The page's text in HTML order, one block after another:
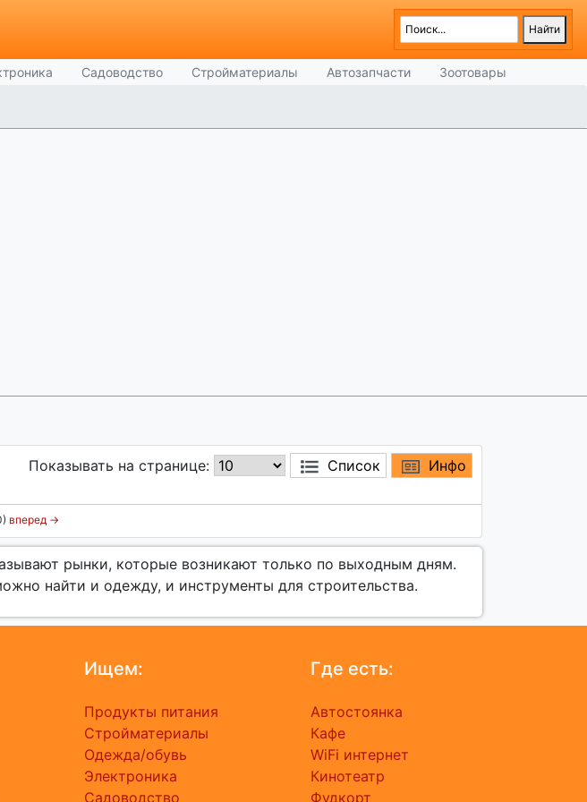
Садоводство Стройматериалы Автозапчасти Зоотовары
Показывать на странице: Список Инфо
вперед →
рынки, которые возникают только по выходным дням.
найти и одежду, и инструменты для строительства.
Ищем:
Продукты питания
Стройматериалы
Одежда/обувь
Электроника
Садоводство
Где есть:
Автостоянка
Кафе
WiFi интернет
Кинотеатр
Фудкорт